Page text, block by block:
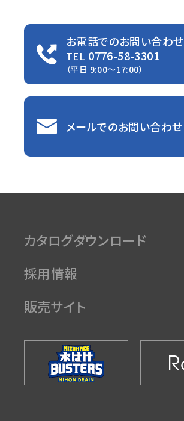
お電話でのお問い合わせ
TEL 0776-58-3301
（平日 9:00〜17:00）
メールでのお問い合わせ
カタログダウンロード
採用情報
販売サイト